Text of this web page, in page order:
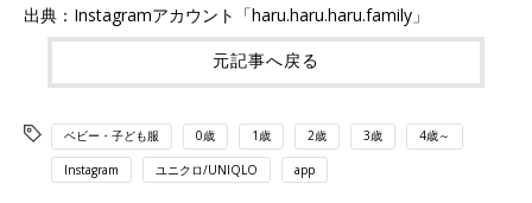
出典：Instagramアカウント「haru.haru.haru.family」
元記事へ戻る
ベビー・子ども服 0歳 1歳 2歳 3歳 4歳～
Instagram ユニクロ/UNIQLO app